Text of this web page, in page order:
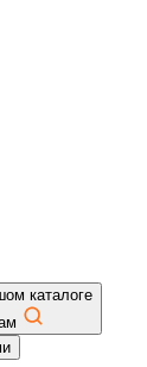
каталоге